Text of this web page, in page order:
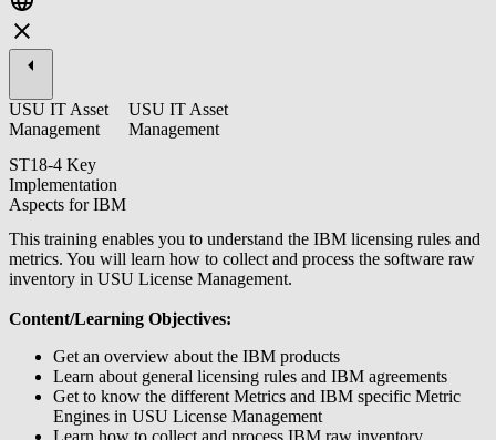
USU IT Asset
Management
ST18-4 Key
Implementation
Aspects for IBM
USU IT Asset
Management
This training enables you to understand the IBM licensing rules and
metrics. You will learn how to collect and process the software raw
inventory in USU License Management.
Content/Learning Objectives:
Get an overview about the IBM products
Learn about general licensing rules and IBM agreements
Get to know the different Metrics and IBM specific Metric
Engines in USU License Management
Learn how to collect and process IBM raw inventory